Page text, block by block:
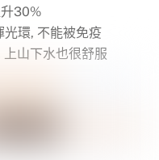
30%
光環, 不能被免疫
上山下水也很舒服